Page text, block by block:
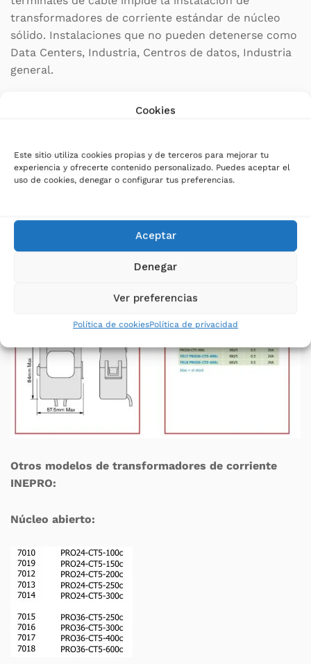
Cookies
Este sitio utiliza cookies propias y de terceros para mejorar tu
experiencia y ofrecerte contenido personalizado. Puedes aceptar el
uso de cookies, denegar o configurar tus preferencias.
Aceptar
Denegar
Ver preferencias
Política de cookiesPolítica de privacidad
transformadores de corriente estándar de núcleo
sólido. Instalaciones que no pueden detenerse como
Data Centers, Industria, Centros de datos, Industria
general.
Características Generales de PRO4 Núcleo Abierto:
Abertura del cable: 36 mm
Clase: 1 o 0,5
Relación: 250/5, 400/5 o 600/5
Carcasa de montaje a presión
Otros modelos de transformadores de corriente
INEPRO:
Núcleo abierto: